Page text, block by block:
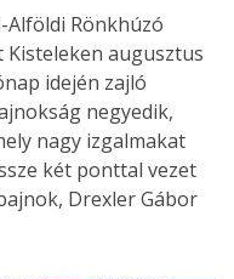
Alföldi Rönkhúzó
augusztus
idején zajló
negyedik,
nagy izgalmakat
két ponttal vezet
Drexler Gábor